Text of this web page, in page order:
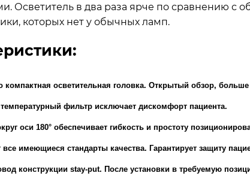
Осветитель в два раза ярче по сравнению
которых нет у обычных ламп.
компактная осветительная головка. Открытый обзор,
фильтр исключает дискомфорт пациента.
оси 180° обеспечивает гибкость и простоту
все имеющиеся стандарты качества. Гарантирует защиту
конструкции stay-put. После установки в требуемую